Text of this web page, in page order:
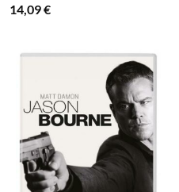
14,09€